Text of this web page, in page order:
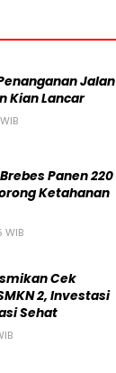
Jalan
Kian Lancar
Panen 220
Ketahanan
Cek
2, Investasi
Sehat